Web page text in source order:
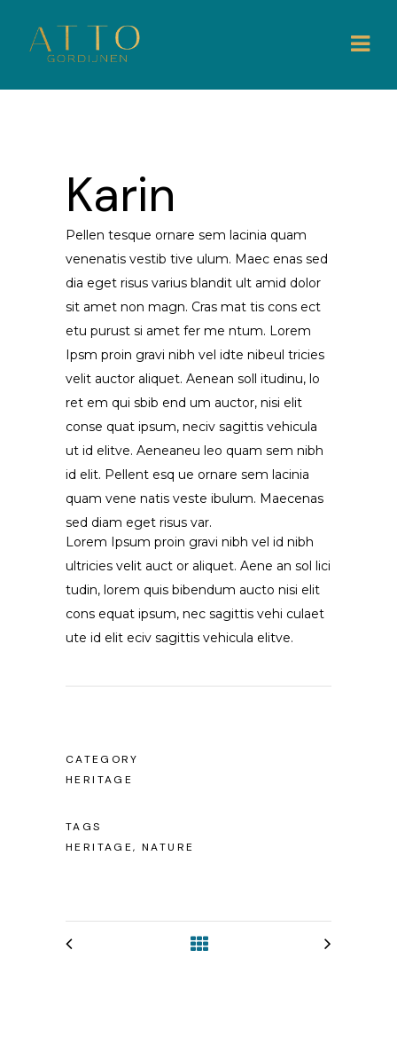
Karin
Pellen tesque ornare sem lacinia quam
venenatis vestib tive ulum. Maec enas sed
dia eget risus varius blandit ult amid dolor
sit amet non magn. Cras mat tis cons ect
etu purust si amet fer me ntum. Lorem
Ipsm proin gravi nibh vel idte nibeul tricies
velit auctor aliquet. Aenean soll itudinu, lo
ret em qui sbib end um auctor, nisi elit
conse quat ipsum, neciv sagittis vehicula
ut id elitve. Aeneaneu leo quam sem nibh
id elit. Pellent esq ue ornare sem lacinia
quam vene natis veste ibulum. Maecenas
sed diam eget risus var.
Lorem Ipsum proin gravi nibh vel id nibh
ultricies velit auct or aliquet. Aene an sol lici
tudin, lorem quis bibendum aucto nisi elit
cons equat ipsum, nec sagittis vehi culaet
ute id elit eciv sagittis vehicula elitve.
CATEGORY
HERITAGE
TAGS
HERITAGE, NATURE